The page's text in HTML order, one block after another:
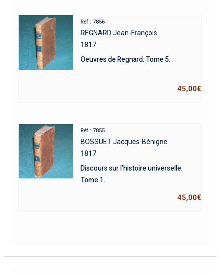
Réf : 7856
REGNARD Jean-François
1817
Oeuvres de Regnard. Tome 5.
45,00€
Réf : 7855
BOSSUET Jacques-Bénigne
1817
Discours sur l’histoire universelle.
Tome 1.
45,00€